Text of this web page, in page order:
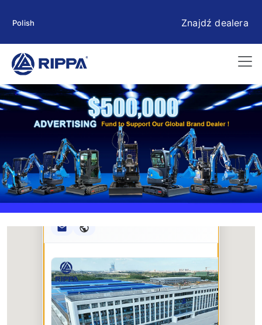
Polish Znajdź dealera
Rippa ****** oup